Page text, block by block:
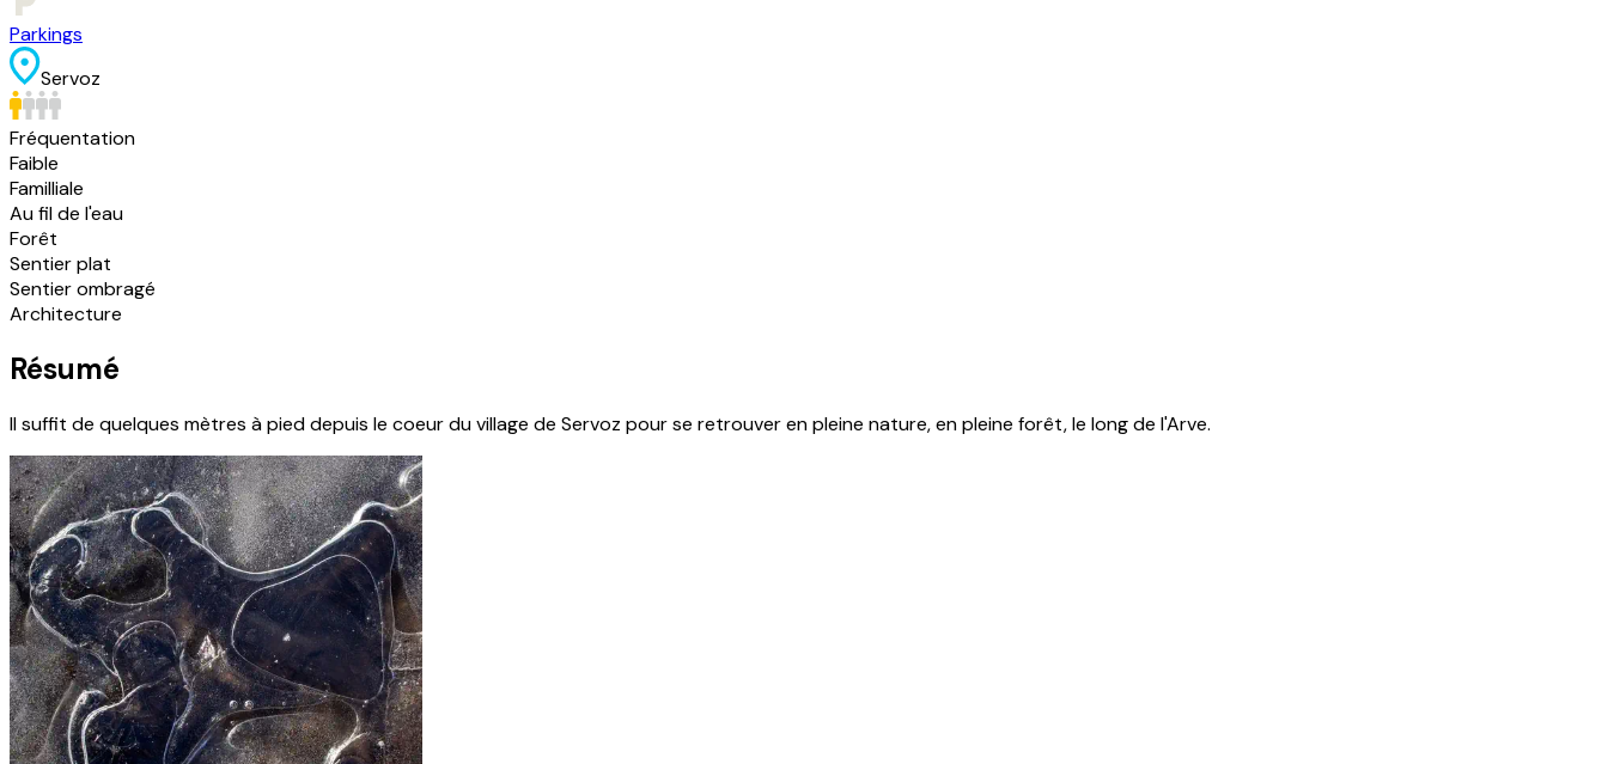
Parkings
Servoz
Fréquentation
Faible
Familliale
Au fil de l'eau
Forêt
Sentier plat
Sentier ombragé
Architecture
Résumé
Il suffit de quelques mètres à pied depuis le coeur du village de Servoz pour se retrouver en pleine nature, en pleine forêt, le long de l'Arve.